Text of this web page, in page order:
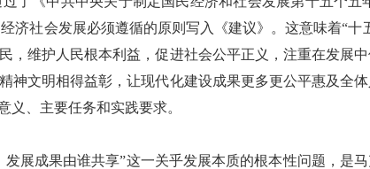
济社会发展必须遵循的原则写入《建议》。这意味着“十
，维护人民根本利益，促进社会公平正义，注重在发展
神文明相得益彰，让现代化建设成果更多更公平惠及全
义、主要任务和实践要求。
成果由谁共享”这一关乎发展本质的根本性问题，是马